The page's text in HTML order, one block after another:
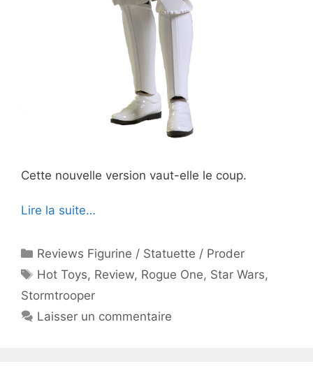
Cette nouvelle version vaut-elle le coup.
Lire la suite…
Catégories
Reviews Figurine / Statuette / Proder
Étiquettes
Hot Toys, Review, Rogue One, Star Wars,
Stormtrooper
Laisser un commentaire